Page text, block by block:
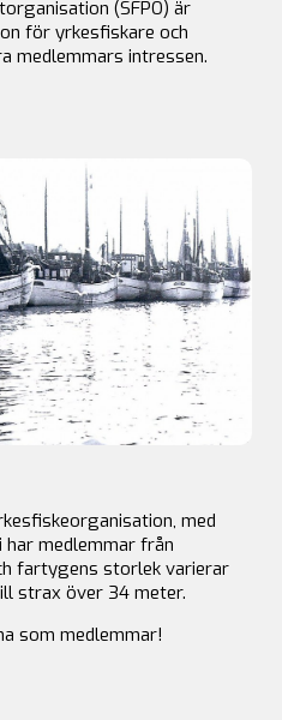
(SFPO) är
för yrkesfiskare och
medlemmars intressen.
med
medlemmar från
fartygens storlek varierar
strax över 34 meter.
som medlemmar!